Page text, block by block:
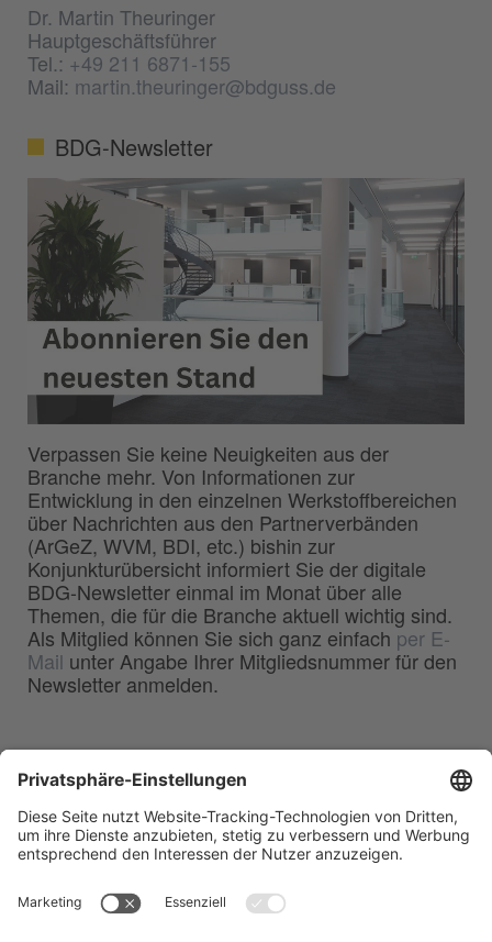
Dr. Martin Theuringer
Hauptgeschäftsführer
Tel.:+49 211 6871-155
Mail: martin.theuringer@bdguss.de
BDG-Newsletter
Verpassen Sie keine Neuigkeiten aus der
Branche mehr. Von Informationen zur
Entwicklung in den einzelnen Werkstoffbereichen
über Nachrichten aus den Partnerverbänden
(ArGeZ, WVM, BDI, etc.) bishin zur
Konjunkturübersicht informiert Sie der digitale
BDG-Newsletter einmal im Monat über alle
Themen, die für die Branche aktuell wichtig sind.
Als Mitglied können Sie sich ganz einfach per E-
Mail unter Angabe Ihrer Mitgliedsnummer für den
Newsletter anmelden.
Deutschen Gießerei-Industrie e.V.